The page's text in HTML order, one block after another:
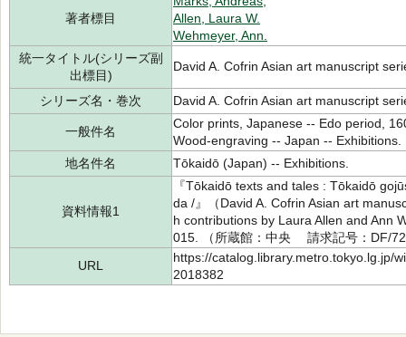
著者標目
Allen, Laura W.
Wehmeyer, Ann.
統一タイトル(シリーズ副
出標目)
David A. Cofrin Asian art manuscript
シリーズ名・巻次 David A. Cofrin Asian art manuscript
一般件名
Color prints, Japanese -- Edo period,
Wood-engraving -- Japan -- Exhibitions.
地名件名
Tōkaidō (Japan) -- Exhibitions.
資料情報1
『Tōkaidō texts and tales : Tōkaidō
da /』（David A. Cofrin Asian art
h contributions by Laura Allen and
015. （所蔵館：中央 請求記号：DF/
URL
https://catalog.library.metro.tokyo.lg.jp/
2018382